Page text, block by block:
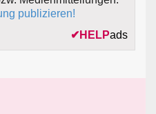
publizieren!
✔ HELPads